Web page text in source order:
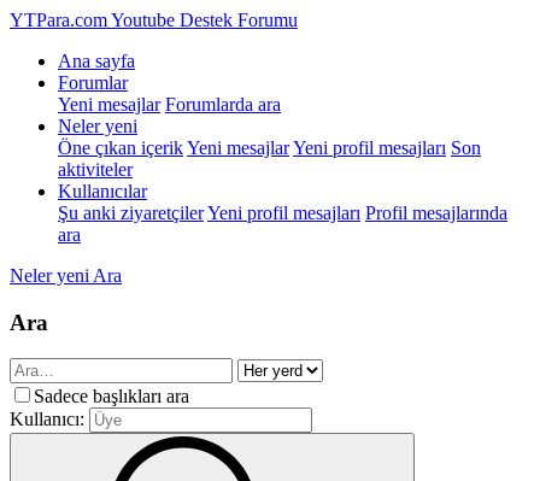
YTPara.comYoutube Destek Forumu
Ana sayfa
Forumlar
Yeni mesajlar Forumlarda ara
Neler yeni
Öne çıkan içerikYeni mesajlarYeni profil mesajları Son
aktiviteler
Kullanıcılar
Şu anki ziyaretçilerYeni profil mesajları Profil mesajlarında
ara
Neler yeni Ara
Ara
Sadece başlıkları ara
Kullanıcı: